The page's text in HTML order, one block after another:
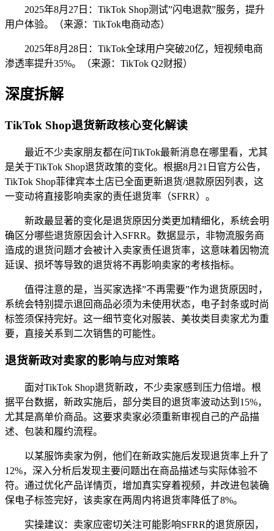
2025年8月27日：TikTok Shop测试”闪电退款”服务，提升
用户体验。（来源：TikTok电商动态）
2025年8月28日：TikTok全球用户突破20亿，短视频电商
渗透率提升35%。（来源：TikTok Q2财报）
深度拆解
TikTok Shop退货新政核心变化解读
最近不少卖家朋友都在问TikTok最新消息在哪里看，尤其
是关于TikTok Shop退货政策的变化。根据8月21日官方公告，
TikTok Shop菲律宾本土店已全面更新退货/退款原因列表，这
一变动将直接影响卖家的责任退货率（SFRR）。
新政最显著的变化是退货原因分类更加精细化，系统会明
确区分哪些退货原因会计入SFRR。数据显示，非物流服务商
造成的退货问题才会被计入卖家责任退货率，这意味着因物流
延误、损坏等导致的退货将不再影响卖家的考核指标。
值得注意的是，当买家选择”不再需要”作为退货原因时，
系统会特别提示退回商品必须为未使用状态，电子封条或时尚
标签须保持完好。这一细节变化对服装、美妆类目卖家尤为重
要，直接关系到二次销售的可能性。
退货新政对卖家的影响与应对策略
面对TikTok Shop退货新政，不少卖家感到压力倍增。根
据平台数据，新政实施后，部分类目的退货率波动达到15%，
尤其是高单价商品。这要求卖家必须重新审视自己的产品描
述、包装和履约流程。
以某服饰卖家为例，他们在新政实施后发现退货率上升了
12%，深入分析后发现主要问题出在商品描述与实际体验不
符。通过优化产品详情页，增加真实穿着视频，并改进包装确
保电子标签完好，该卖家在两周内将退货率降低了8%。
实操建议：卖家应密切关注可能影响SFRR的退货原因，